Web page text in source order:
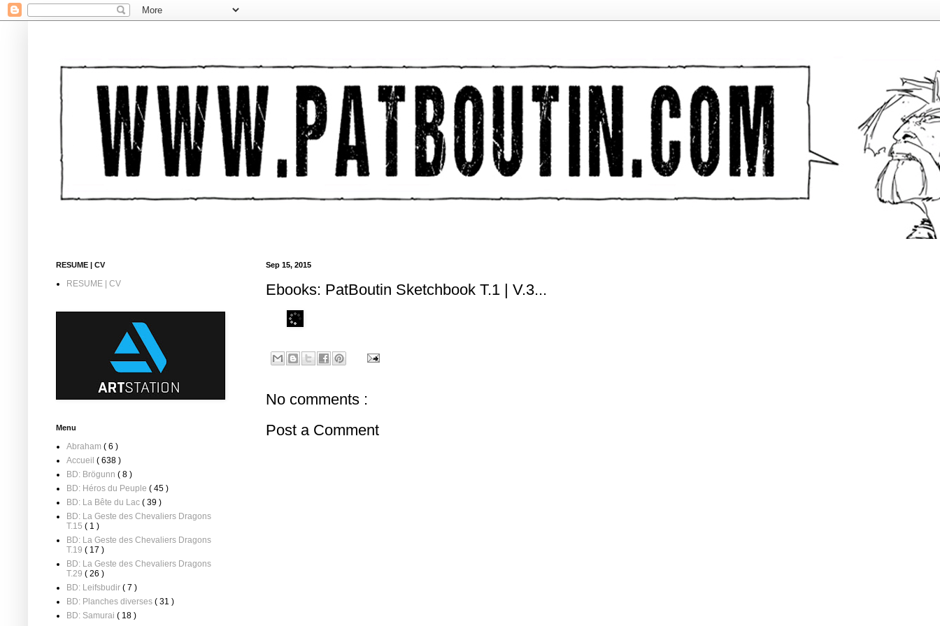
Sep 15, 2015
Ebooks: PatBoutin Sketchbook T.1 | V.3...
No comments :
Post a Comment
RESUME | CV
RESUME | CV
Menu
Abraham ( 6 )
Accueil ( 638 )
BD: Brögunn ( 8 )
BD: Héros du Peuple ( 45 )
BD: La Bête du Lac ( 39 )
BD: La Geste des Chevaliers Dragons
T.15 ( 1 )
BD: La Geste des Chevaliers Dragons
T.19 ( 17 )
BD: La Geste des Chevaliers Dragons
T.29 ( 26 )
BD: Leifsbudir ( 7 )
BD: Planches diverses ( 31 )
BD: Samurai ( 18 )